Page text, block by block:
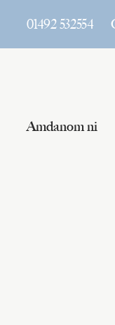
01492 532554
Amdanom ni